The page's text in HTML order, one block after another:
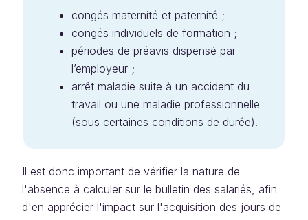
congés maternité et paternité ;
congés individuels de formation ;
périodes de préavis dispensé par
l’employeur ;
arrêt maladie suite à un accident du
travail ou une maladie professionnelle
(sous certaines conditions de durée).
Il est donc important de vérifier la nature de
l'absence à calculer sur le bulletin des salariés, afin
d'en apprécier l'impact sur l'acquisition des jours de